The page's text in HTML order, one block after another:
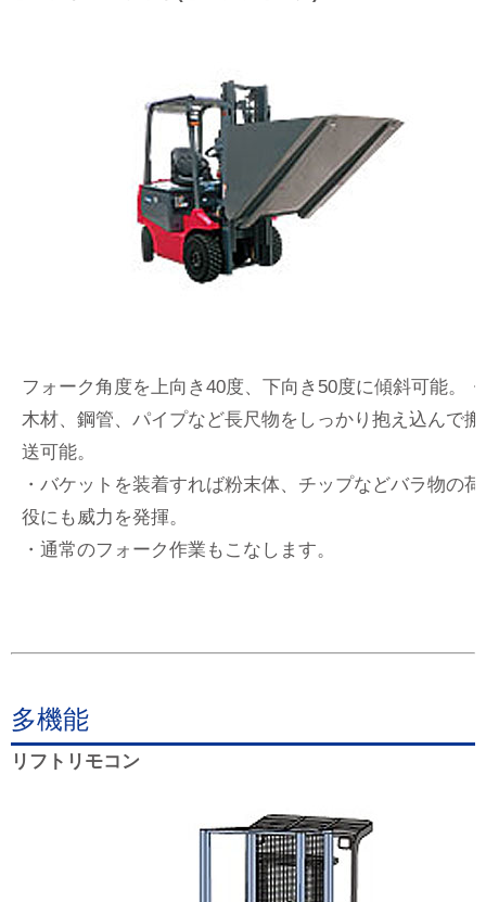
フォーク角度を上向き40度、下向き50度に傾斜可能。・
木材、鋼管、パイプなど長尺物をしっかり抱え込んで搬
送可能。
・バケットを装着すれば粉末体、チップなどバラ物の荷
役にも威力を発揮。
・通常のフォーク作業もこなします。
多機能
リフトリモコン